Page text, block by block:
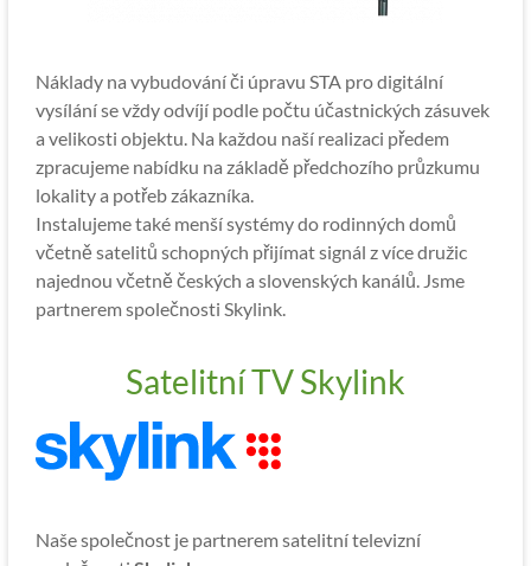
Náklady na vybudování či úpravu STA pro digitální
vysílání se vždy odvíjí podle počtu účastnických zásuvek
a velikosti objektu. Na každou naší realizaci předem
zpracujeme nabídku na základě předchozího průzkumu
lokality a potřeb zákazníka.
Instalujeme také menší systémy do rodinných domů
včetně satelitů schopných přijímat signál z více družic
najednou včetně českých a slovenských kanálů. Jsme
partnerem společnosti Skylink.
Satelitní TV Skylink
Naše společnost je partnerem satelitní televizní